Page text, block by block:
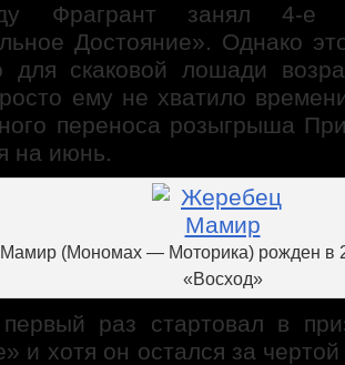
Фрагрант занял 4-
Достояние». Однако
для скаковой лошади
ему не хватило
переноса розыгрыша
на июнь.
Мамир (Мономах — Моторика) рожден в
«Восход»
раз стартовал в
и хотя он остался за